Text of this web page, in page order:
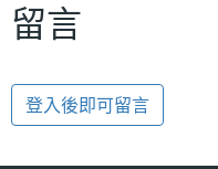
留言
登入後即可留言